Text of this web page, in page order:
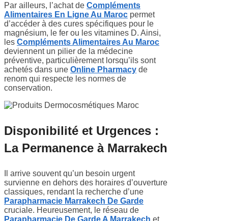
Par ailleurs, l’achat de Compléments
Alimentaires En Ligne Au Maroc permet
d’accéder à des cures spécifiques pour le
magnésium, le fer ou les vitamines D. Ainsi,
les Compléments Alimentaires Au Maroc
deviennent un pilier de la médecine
préventive, particulièrement lorsqu’ils sont
achetés dans une Online Pharmacy de
renom qui respecte les normes de
conservation.
Disponibilité et Urgences :
La Permanence à Marrakech
Il arrive souvent qu’un besoin urgent
survienne en dehors des horaires d’ouverture
classiques, rendant la recherche d’une
Parapharmacie Marrakech De Garde
cruciale. Heureusement, le réseau de
Parapharmacie De Garde A Marrakech et